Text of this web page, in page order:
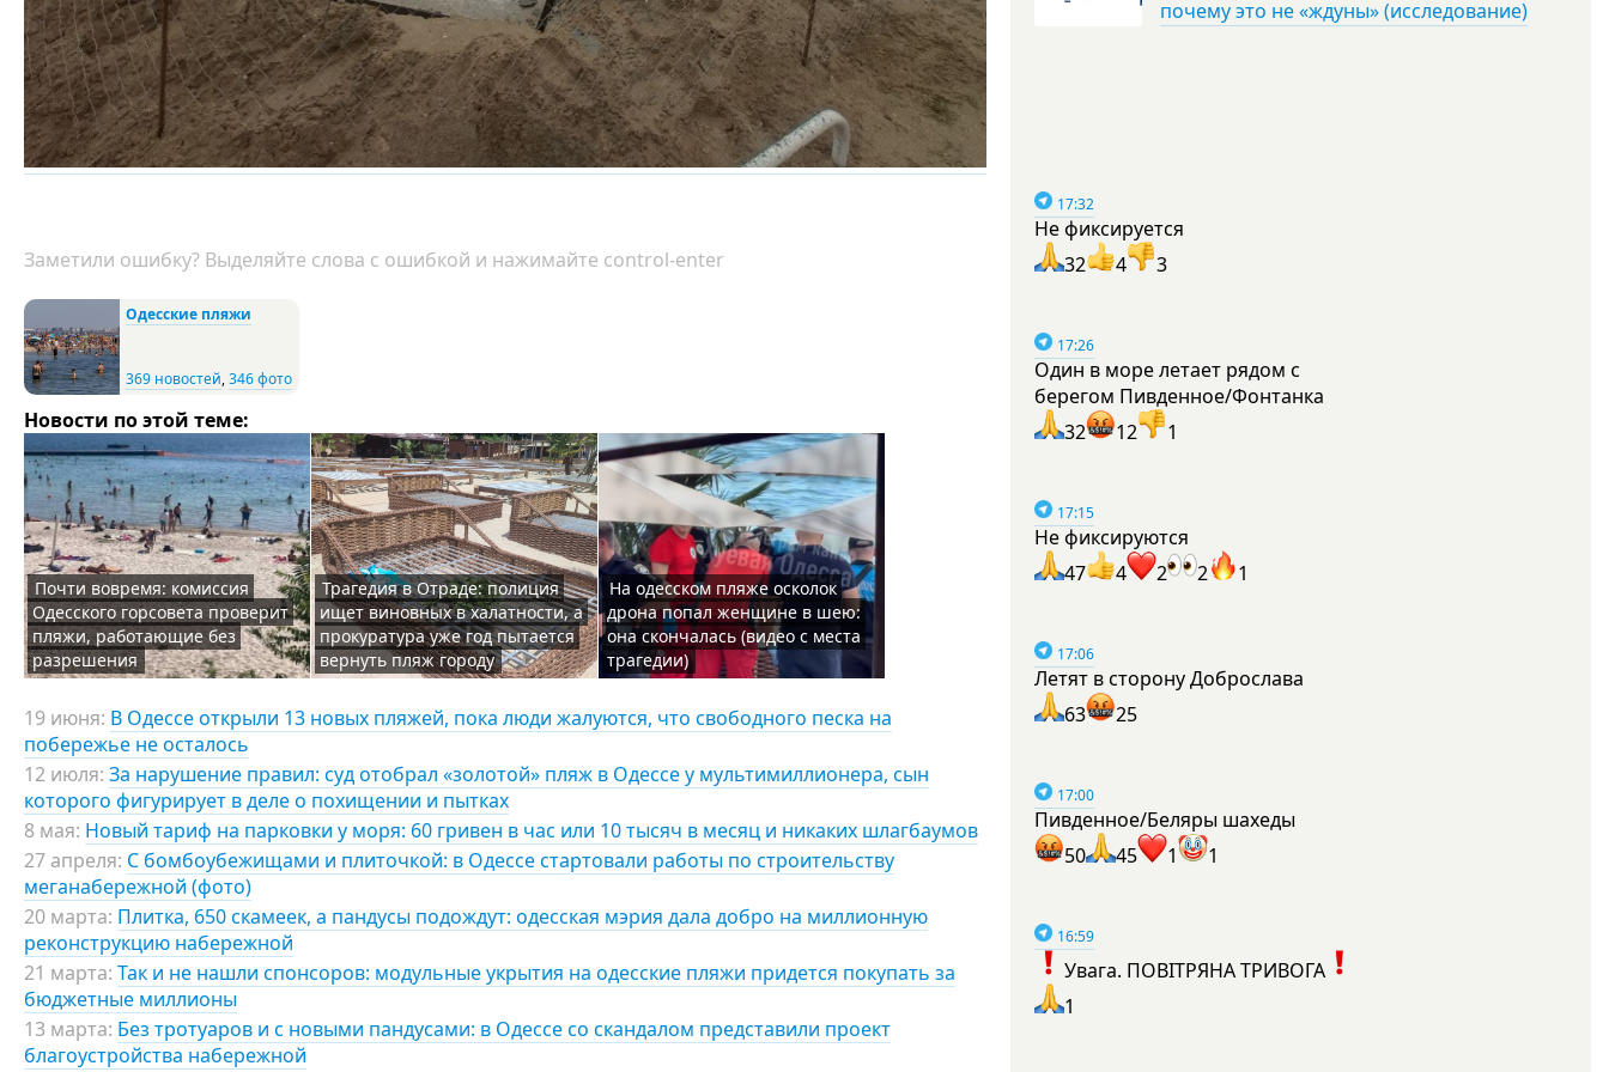
Заметили ошибку? Выделяйте слова с ошибкой и нажимайте control-enter
Одесские пляжи
369 новостей,346 фото
Новости по этой теме:
Почти вовремя: комиссия
Одесского горсовета проверит
пляжи, работающие без
разрешения
Трагедия в Отраде: полиция
ищет виновных в халатности, а
прокуратура уже год пытается
вернуть пляж городу
На одесском пляже осколок
дрона попал женщине в шею:
она скончалась (видео с места
трагедии)
19 июня: В Одессе открыли 13 новых пляжей, пока люди жалуются, что свободного песка на
побережье не осталось
12 июля: За нарушение правил: суд отобрал «золотой» пляж в Одессе у мультимиллионера, сын
которого фигурирует в деле о похищении и пытках
8 мая: Новый тариф на парковки у моря: 60 гривен в час или 10 тысяч в месяц и никаких шлагбаумов
27 апреля: С бомбоубежищами и плиточкой: в Одессе стартовали работы по строительству
меганабережной (фото)
20 марта: Плитка, 650 скамеек, а пандусы подождут: одесская мэрия дала добро на миллионную
реконструкцию набережной
21 марта: Так и не нашли спонсоров: модульные укрытия на одесские пляжи придется покупать за
бюджетные миллионы
13 марта: Без тротуаров и с новыми пандусами: в Одессе со скандалом представили проект
благоустройства набережной
почему это не «ждуны» (исследование)
17:32
Не фиксируется
32
4 3
17:26
Один в море летает рядом с
берегом Пивденное/Фонтанка
32
12 1
17:15
Не фиксируются
47
4 2 2 1
17:06
Летят в сторону Доброслава
63
25
17:00
Пивденное/Беляры шахеды
50
45 1 1
16:59
Увага. ПОВІТРЯНА ТРИВОГА
1